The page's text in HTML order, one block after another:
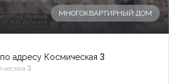
МНОГОКВАРТИРНЫЙ ДОМ
адресу Космическая 3
3